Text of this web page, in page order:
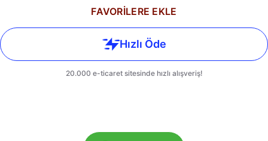
FAVORİLERE EKLE